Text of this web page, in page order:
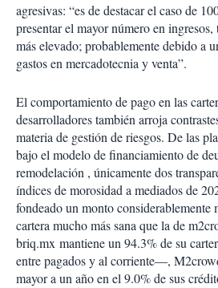
agresivas: “es de destacar el caso de
presentar el mayor número en
más elevado; probablemente debido a
gastos en mercadotecnia y venta”.
El comportamiento de pago en las
desarrolladores también arroja
materia de gestión de riesgos. De las
bajo el modelo de financiamiento de
remodelación , únicamente dos
índices de morosidad a mediados de
fondeado un monto considerablemente
cartera mucho más sana que la de
briq.mx mantiene un 94.3% de su
entre pagados y al corriente—,
mayor a un año en el 9.0% de sus